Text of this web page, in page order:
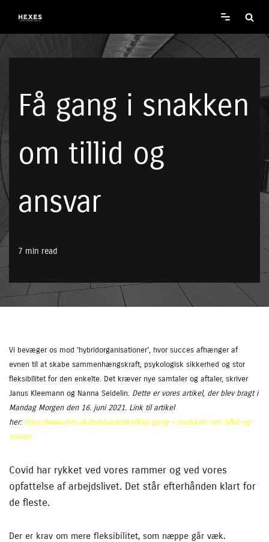
Spring
indhold
Få gang i snakken
om tillid og
ansvar
7 min read
Vi bevæger os mod ’hybridorganisationer’, hvor succes afhænger af
evnen til at skabe sammenhængskraft, psykologisk sikkerhed og stor
fleksibilitet for den enkelte. Det kræver nye samtaler og aftaler, skriver
Janus Kleemann og Nanna Seidelin. Dette er vores artikel, der blev bragt i
Mandag Morgen den 16. juni 2021. Link til artikel
her: https://www.mm.dk/ledelse/artikel/faa-gang-i-snakken-om-tillid-og-
ansvar
Covid har rykket ved vores rammer og ved vores
opfattelse af arbejdslivet. Det står efterhånden klart for
de fleste.
Der er krav om mere fleksibilitet, som næppe går væk.